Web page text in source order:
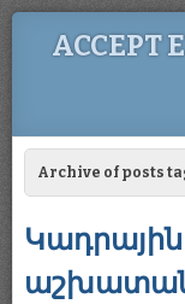
ACCEPT
SKIP TO CONTENT
Archive of posts
Կադրային